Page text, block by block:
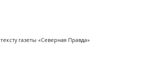
газеты «Северная Правда»